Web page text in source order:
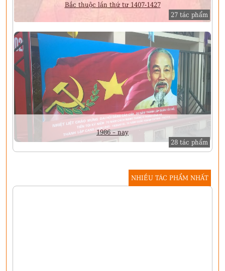
Bắc thuộc lần thứ tư 1407-1427
27 tác phẩm
1986 – nay
28 tác phẩm
NHIỀU TÁC PHẨM NHẤT